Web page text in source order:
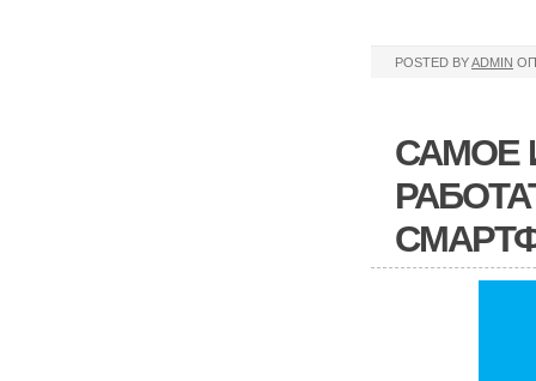
POSTED BYADMIN
САМОЕ